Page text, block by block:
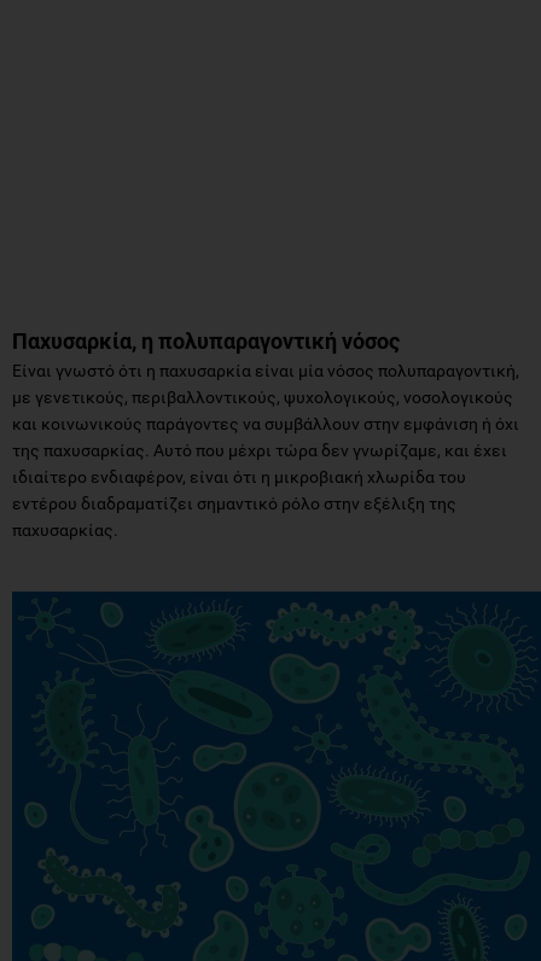
Παχυσαρκία, η πολυπαραγοντική νόσος
Είναι γνωστό ότι η παχυσαρκία είναι μία νόσος πολυπαραγοντική,
με γενετικούς, περιβαλλοντικούς, ψυχολογικούς, νοσολογικούς
και κοινωνικούς παράγοντες να συμβάλλουν στην εμφάνιση ή όχι
της παχυσαρκίας. Αυτό που μέχρι τώρα δεν γνωρίζαμε, και έχει
ιδιαίτερο ενδιαφέρον, είναι ότι η μικροβιακή χλωρίδα του
εντέρου διαδραματίζει σημαντικό ρόλο στην εξέλιξη της
παχυσαρκίας.